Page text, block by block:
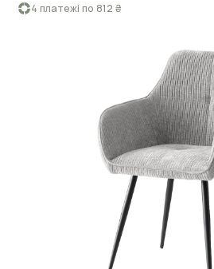
4 платежі по 812 ₴